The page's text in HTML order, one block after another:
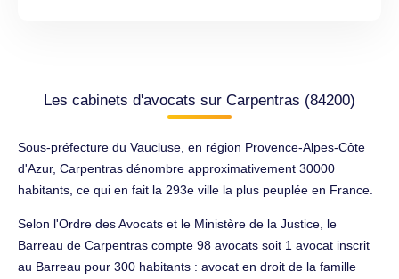
Les cabinets d'avocats sur Carpentras (84200)
Sous-préfecture du Vaucluse, en région Provence-Alpes-Côte
d'Azur, Carpentras dénombre approximativement 30000
habitants, ce qui en fait la 293e ville la plus peuplée en France.
Selon l'Ordre des Avocats et le Ministère de la Justice, le
Barreau de Carpentras compte 98 avocats soit 1 avocat inscrit
au Barreau pour 300 habitants : avocat en droit de la famille